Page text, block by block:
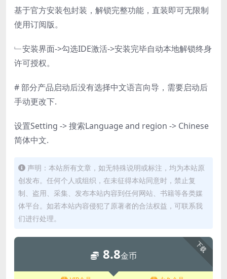
基于官方安装包封装，解锁完整功能，直装即可无限制
使用订阅版。
﹂安装界面->勾选IDE激活->安装完毕自动本地解锁终身
许可授权。
# 部分产品启动后没有选择中文语言向导，需要启动后
手动更改下.
设置Setting -> 搜索Language and region -> Chinese
简体中文.
声明：本站所有文章，如无特殊说明或标注，均为本站原
创发布。任何个人或组织，在未征得本站同意时，禁止复
制、盗用、采集、发布本站内容到任何网站、书籍等各类媒
体平台。如若本站内容侵犯了原著者的合法权益，可联系我
们进行处理。
下载
8.8金币